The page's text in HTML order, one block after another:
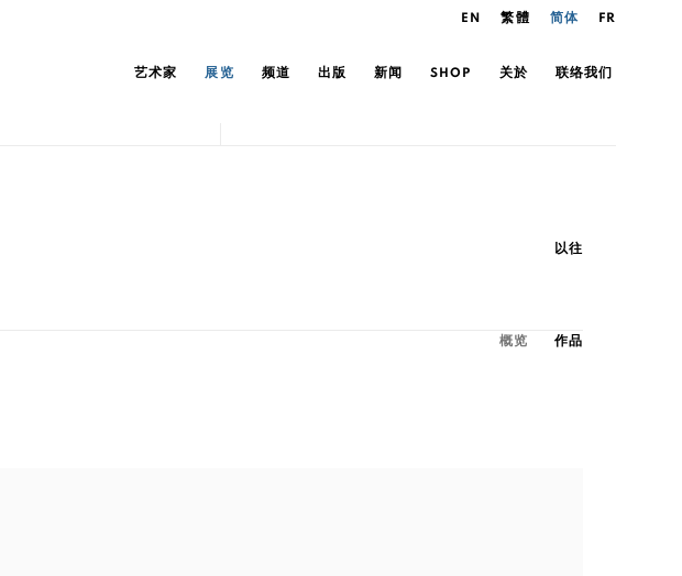
艺术家 展览 频道 出版 新闻 SHOP 关於 联络我们
EN 繁體 简体 FR
以往
概览 作品